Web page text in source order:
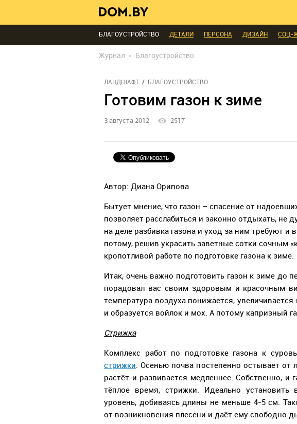
ИНТЕРЬЕР КАК НА КАРТИНКЕ
БЛАГОУСТРОЙСТВО
ДЕТАЛИ ПЕРСОНА ДИЗАЙН СОЦ-
Журнал Благоустройство
ЛАНДШАФТ БЛАГОУСТРОЙСТВО
Готовим газон к зиме
3 августа 2012 2517
Автор: Диана Орипова
Бытует мнение, что газон – спасение от
позволяет расслабиться и законно отдыхать, не
на деле разбивка газона и уход за ним требуют и
потому, решив украсить заветные сотки сочным
кропотливой работе по подготовке газона к зиме.
Итак, очень важно подготовить газон к зиме до
порадовал вас своим здоровым и красочным
температура воздуха понижается,
и образуется войлок и мох. А потому капризный
Стрижка
Комплекс работ по подготовке газона к
стрижки. Осенью почва постепенно остывает от
растёт и развивается медленнее. Собственно, и
тёплое время, стрижки. Идеально установить
уровень, добиваясь длины не меньше 4-5 см.
от возникновения плесени и даёт ему свободно